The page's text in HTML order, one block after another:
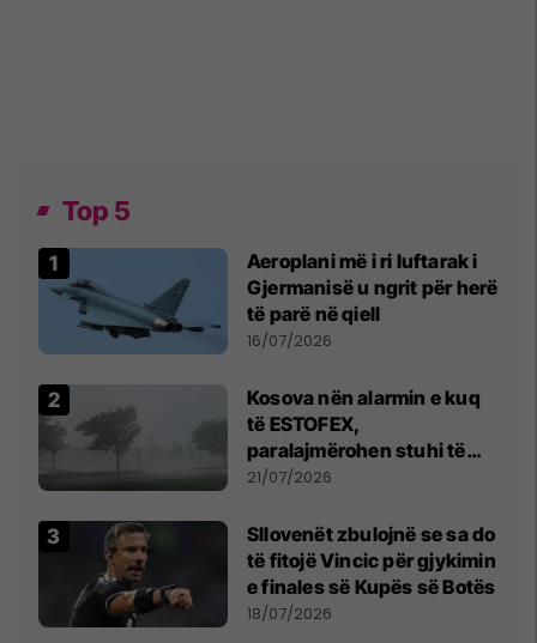
Top 5
Aeroplani më i ri luftarak i
Gjermanisë u ngrit për herë
të parë në qiell
16/07/2026
Kosova nën alarmin e kuq
të ESTOFEX,
paralajmërohen stuhi të
fuqishme me breshër dhe
21/07/2026
Sllovenët zbulojnë se sa do
të fitojë Vincic për gjykimin
e finales së Kupës së Botës
18/07/2026